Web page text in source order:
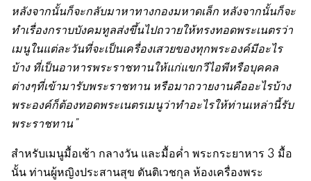
หลังจากนั้นก็จะกลับมาหาทางกองมหาดเล็ก หลังจากนั้นก็จะ
ทำเรื่องกราบบังคมทูลส่งขึ้นไปถวายให้ทรงทอดพระเนตรว่า
เมนูในแต่ละวันที่จะเป็นเครื่องเสวยของทุกพระองค์มีอะไร
บ้าง ที่เป็นอาหารพระราชทานให้แก่แขกวีไอพีหรือบุคคล
ต่างๆที่เข้ามารับพระราชทาน หรือมาถวายงานคืออะไรบ้าง
พระองค์ก็ต้องทอดพระเนตรเมนูว่าทำอะไรให้ท่านเหล่านี้รับ
พระราชทาน”
สำหรับเมนูมื้อเช้า กลางวัน และมื้อค่ำ พระกระยาหาร 3 มื้อ
นั้น ท่านผู้หญิงประสานสุข ตันติเวชกุล ห้องเครื่องพระ